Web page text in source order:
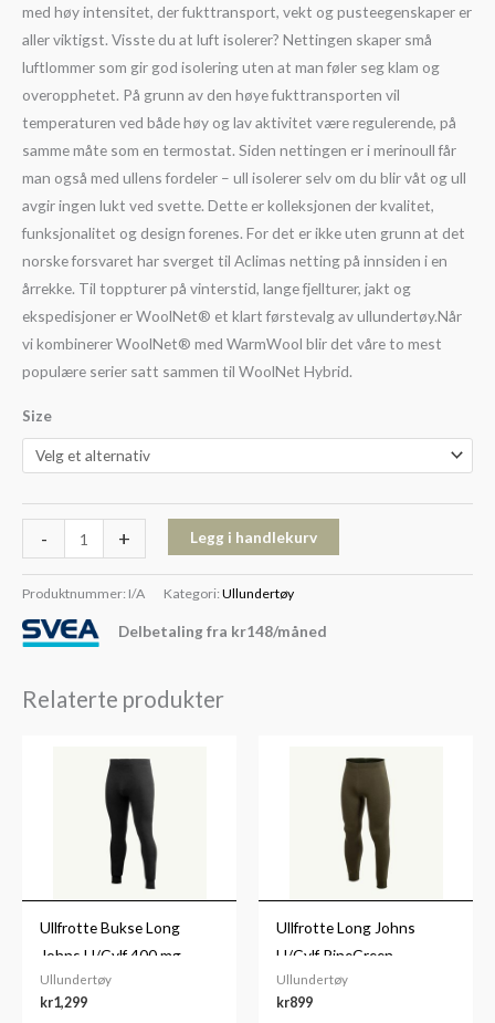
med høy intensitet, der fukttransport, vekt og pusteegenskaper er
aller viktigst. Visste du at luft isolerer? Nettingen skaper små
luftlommer som gir god isolering uten at man føler seg klam og
overopphetet. På grunn av den høye fukttransporten vil
temperaturen ved både høy og lav aktivitet være regulerende, på
samme måte som en termostat. Siden nettingen er i merinoull får
man også med ullens fordeler – ull isolerer selv om du blir våt og ull
avgir ingen lukt ved svette. Dette er kolleksjonen der kvalitet,
funksjonalitet og design forenes. For det er ikke uten grunn at det
norske forsvaret har sverget til Aclimas netting på innsiden i en
årrekke. Til toppturer på vinterstid, lange fjellturer, jakt og
ekspedisjoner er WoolNet® et klart førstevalg av ullundertøy.Når
vi kombinerer WoolNet® med WarmWool blir det våre to mest
populære serier satt sammen til WoolNet Hybrid.
Size
- + Legg i handlekurv
Produktnummer: I/A Kategori: Ullundertøy
Delbetaling fra kr148/måned
Relaterte produkter
Ullfrotte Bukse Long
Johns U/Gylf 400.mg
Black
Ullundertøy
kr1,299
Ullfrotte Long Johns
U/Gylf PineGreen
Ullundertøy
kr899